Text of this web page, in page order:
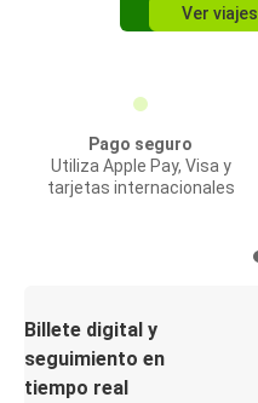
Ver viajes
Pago seguro
Utiliza Apple Pay, Visa y
tarjetas internacionales
Billete digital y
seguimiento en
tiempo real